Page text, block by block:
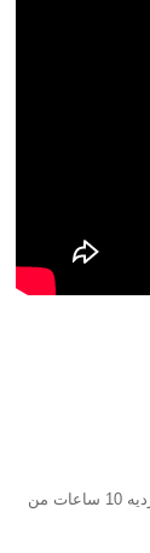
من 5 الي 7 كيلو جرام بالساعه اي بورديه 10 ساعات من